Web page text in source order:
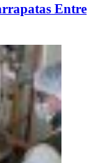
Entre